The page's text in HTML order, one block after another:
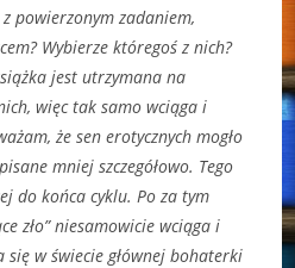
powierzonym zadaniem,
Wybierze któregoś z nich?
jest utrzymana na
więc tak samo wciąga i
że sen erotycznych mogło
mniej szczegółowo. Tego
do końca cyklu. Po za tym
zło” niesamowicie wciąga i
się w świecie głównej bohaterki